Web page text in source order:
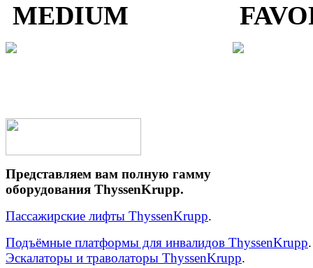
MEDIUM
Представляем вам полную гамму
оборудования ThyssenKrupp.
Пассажирские лифты ThyssenKrupp.
Подъёмные платформы для инвалидов ThyssenKrupp.
Эскалаторы и траволаторы ThyssenKrupp.